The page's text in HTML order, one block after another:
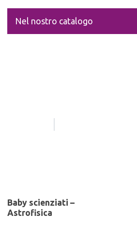
Nel nostro catalogo
Baby scienziati –
Astrofisica